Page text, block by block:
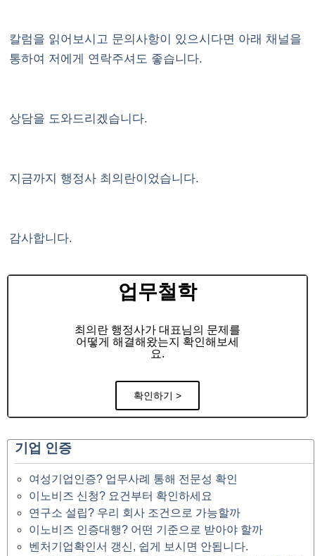
칼럼을 읽어보시고 문의사항이 있으시다면 아래 채널을
통하여 저에게 연락주셔도 좋습니다.
상담을 도와드리겠습니다.
지금까지 행정사 최의란이었습니다.
감사합니다.
업무철학
최의란 행정사가 대표님의 문제를
어떻게 해결해왔는지 확인해보세
요.
확인하기 >
기업 인증
여성기업인증? 업무사례 통해 전문성 확인
이노비즈 신청? 요건부터 확인하세요
연구소 설립? 우리 회사 조건으로 가능할까
이노비즈 인증대행? 어떤 기준으로 받아야 할까
벤처기업확인서 갱신, 쉽게 보시면 안됩니다.